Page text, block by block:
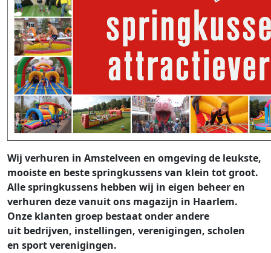
Wij verhuren in Amstelveen en omgeving de leukste,
mooiste en beste springkussens van klein tot groot.
Alle springkussens hebben wij in eigen beheer en
verhuren deze vanuit ons magazijn in Haarlem.
Onze klanten groep bestaat onder andere
uit bedrijven, instellingen, verenigingen, scholen
en sport verenigingen.